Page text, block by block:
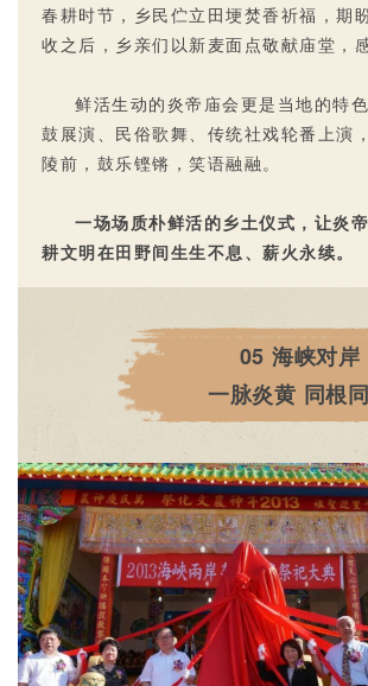
春耕时节，乡民伫立田埂焚香祈福，期
收之后，乡亲们以新麦面点敬献庙堂，
鲜活生动的炎帝庙会更是当地的特
鼓展演、民俗歌舞、传统社戏轮番上演，
陵前，鼓乐铿锵，笑语融融。
一场场质朴鲜活的乡土仪式，让炎
耕文明在田野间生生不息、薪火永续。
05海峡对岸
一脉炎黄 同根